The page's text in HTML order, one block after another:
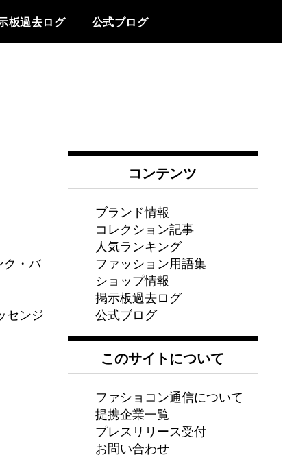
板過去ログ 公式ブログ
ク・バ
センジ
コンテンツ
ブランド情報
コレクション記事
人気ランキング
ファッション用語集
ショップ情報
掲示板過去ログ
公式ブログ
このサイトについて
ファショコン通信について
提携企業一覧
プレスリリース受付
お問い合わせ